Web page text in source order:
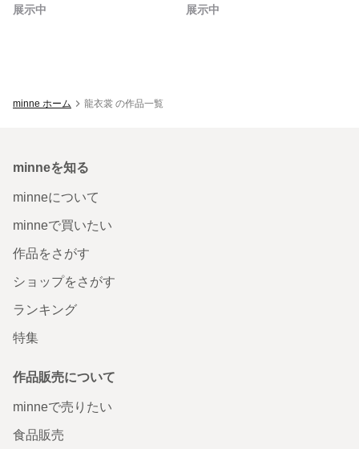
展示中
展示中
minne ホーム 龍衣裳 の作品一覧
minneを知る
minneについて
minneで買いたい
作品をさがす
ショップをさがす
ランキング
特集
作品販売について
minneで売りたい
食品販売